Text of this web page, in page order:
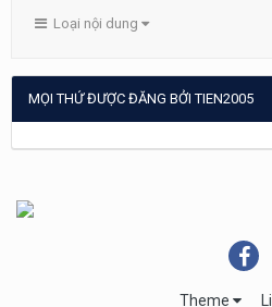
Loại nội dung
MỌI THỨ ĐƯỢC ĐĂNG BỞI TIEN2005
Theme